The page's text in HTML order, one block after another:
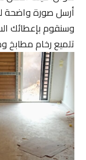
أرسل صورة واضحة
وسنقوم بإعطائك
تلميع رخام مطابخ